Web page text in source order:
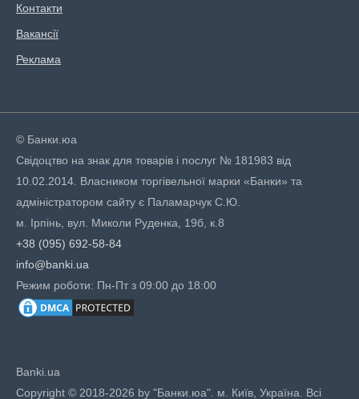
Контакти
Вакансії
Реклама
© Банки.юа
Свідоцтво на знак для товарів і послуг № 181983 від
10.02.2014. Власником торгівельної марки «Банки» та
адміністратором сайту є Паламарчук С.Ю.
м. Ірпінь, вул. Миколи Руденка, 19б, к.8
+38 (095) 692-58-84
info@banki.ua
Режим роботи: Пн-Пт з 09:00 до 18:00
Banki.ua
Copyright © 2018-2026 by "Банки.юа". м. Київ, Україна. Всі